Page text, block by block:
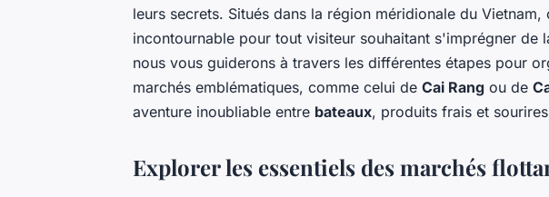
leurs secrets. Situés dans la région méridionale du
incontournable pour tout visiteur souhaitant s'imprégner de
nous vous guiderons à travers les différentes étapes pour
marchés emblématiques, comme celui de Cai Rang ou de
aventure inoubliable entre bateaux, produits frais et
Explorer les essentiels des marchés